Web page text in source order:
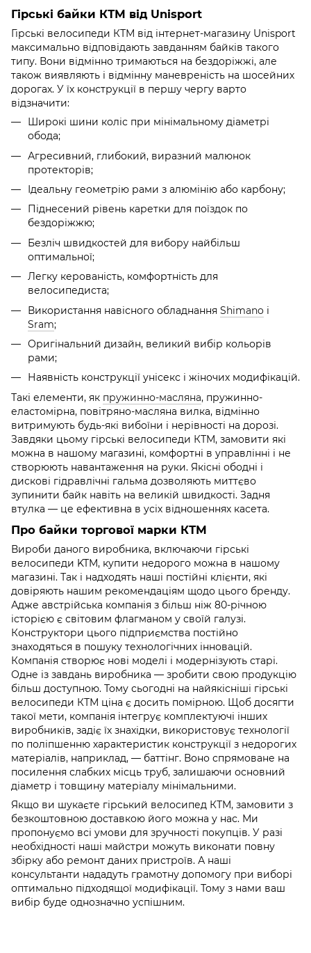
Гірські байки КТМ від Unisport
Гірські велосипеди КТМ від інтернет-магазину Unisport
максимально відповідають завданням байків такого
типу. Вони відмінно тримаються на бездоріжжі, але
також виявляють і відмінну маневреність на шосейних
дорогах. У їх конструкції в першу чергу варто
відзначити:
Широкі шини коліс при мінімальному діаметрі
обода;
Агресивний, глибокий, виразний малюнок
протекторів;
Ідеальну геометрію рами з алюмінію або карбону;
Піднесений рівень каретки для поїздок по
бездоріжжю;
Безліч швидкостей для вибору найбільш
оптимальної;
Легку керованість, комфортність для
велосипедиста;
Використання навісного обладнання Shimano і
Sram;
Оригінальний дизайн, великий вибір кольорів
рами;
Наявність конструкції унісекс і жіночих модифікацій.
Такі елементи, як пружинно-масляна, пружинно-
еластомірна, повітряно-масляна вилка, відмінно
витримують будь-які вибоїни і нерівності на дорозі.
Завдяки цьому гірські велосипеди КТМ, замовити які
можна в нашому магазині, комфортні в управлінні і не
створюють навантаження на руки. Якісні ободні і
дискові гідравлічні гальма дозволяють миттєво
зупинити байк навіть на великій швидкості. Задня
втулка — це ефективна в усіх відношеннях касета.
Про байки торгової марки КТМ
Вироби даного виробника, включаючи гірські
велосипеди KTM, купити недорого можна в нашому
магазині. Так і надходять наші постійні клієнти, які
довіряють нашим рекомендаціям щодо цього бренду.
Адже австрійська компанія з більш ніж 80-річною
історією є світовим флагманом у своїй галузі.
Конструктори цього підприємства постійно
знаходяться в пошуку технологічних інновацій.
Компанія створює нові моделі і модернізують старі.
Одне із завдань виробника — зробити свою продукцію
більш доступною. Тому сьогодні на найякісніші гірські
велосипеди КТМ ціна є досить помірною. Щоб досягти
такої мети, компанія інтегрує комплектуючі інших
виробників, задіє їх знахідки, використовує технології
по поліпшенню характеристик конструкції з недорогих
матеріалів, наприклад, — баттінг. Воно спрямоване на
посилення слабких місць труб, залишаючи основний
діаметр і товщину матеріалу мінімальними.
Якщо ви шукаєте гірський велосипед КТМ, замовити з
безкоштовною доставкою його можна у нас. Ми
пропонуємо всі умови для зручності покупців. У разі
необхідності наші майстри можуть виконати повну
збірку або ремонт даних пристроїв. А наші
консультанти нададуть грамотну допомогу при виборі
оптимально підходящої модифікації. Тому з нами ваш
вибір буде однозначно успішним.